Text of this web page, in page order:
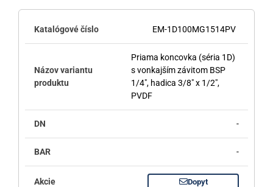
EM-1D100MG1514PV
Priama koncovka (séria 1D)
s vonkajším závitom BSP
1/4", hadica 3/8" x 1/2",
PVDF
-
-
Dopyt